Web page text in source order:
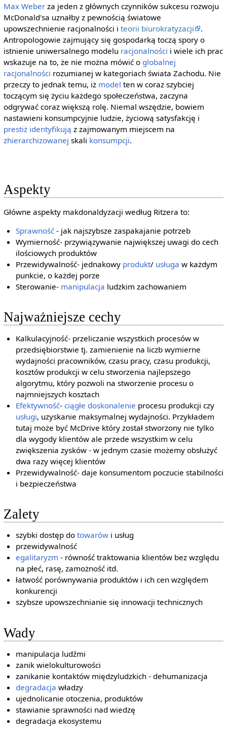
Max Weberza jeden z głównych czynników sukcesu rozwoju
McDonald'sa uznałby z pewnością światowe
upowszechnienie racjonalności i teorii biurokratyzacji
.
Antropologowie zajmujący się gospodarką toczą spory o
istnienie uniwersalnego modelu racjonalności i wiele ich prac
wskazuje na to, że nie można mówić o globalnej
racjonalności rozumianej w kategoriach świata Zachodu. Nie
przeczy to jednak temu, iż model ten w coraz szybciej
toczącym się życiu każdego społeczeństwa, zaczyna
odgrywać coraz większą rolę. Niemal wszędzie, bowiem
nastawieni konsumpcyjnie ludzie, życiową satysfakcję i
prestiż identyfikują z zajmowanym miejscem na
zhierarchizowanej skali konsumpcji.
Aspekty
Główne aspekty makdonaldyzacji według Ritzera to:
Sprawność - jak najszybsze zaspakajanie potrzeb
Wymierność- przywiązywanie największej uwagi do cech
ilościowych produktów
Przewidywalność- jednakowy produkt/ usługa w każdym
punkcie, o każdej porze
Sterowanie- manipulacja ludzkim zachowaniem
Najważniejsze cechy
Kalkulacyjność- przeliczanie wszystkich procesów w
przedsiębiorstwie tj. zamienienie na liczb wymierne
wydajności pracowników, czasu pracy, czasu produkcji,
kosztów produkcji w celu stworzenia najlepszego
algorytmu, który pozwoli na stworzenie procesu o
najmniejszych kosztach
Efektywność-ciągłe doskonalenie procesu produkcji czy
usługi, uzyskanie maksymalnej wydajności. Przykładem
tutaj może być McDrive który został stworzony nie tylko
dla wygody klientów ale przede wszystkim w celu
zwiększenia zysków - w jednym czasie możemy obsłużyć
dwa razy więcej klientów
Przewidywalność- daje konsumentom poczucie stabilności
i bezpieczeństwa
Zalety
szybki dostęp dotowarów i usług
przewidywalność
egalitaryzm - równość traktowania klientów bez względu
na płeć, rasę, zamożność itd.
łatwość porównywania produktów i ich cen względem
konkurencji
szybsze upowszechnianie się innowacji technicznych
Wady
manipulacja ludźmi
zanik wielokulturowości
zanikanie kontaktów międzyludzkich - dehumanizacja
degradacja władzy
ujednolicanie otoczenia, produktów
stawianie sprawności nad wiedzę
degradacja ekosystemu